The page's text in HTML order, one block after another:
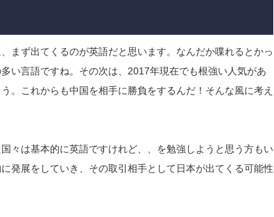
まず出てくるのが英語だと思います。なんだか喋れるとかっ
い言語ですね。その次は、2017年現在でも根強い人気があ
。これからも中国を相手に勝負をするんだ！そんな風に考え
々は基本的に英語ですけれど、、を勉強しようと思う方もい
発展をしていき、その取引相手として日本が出てくる可能性